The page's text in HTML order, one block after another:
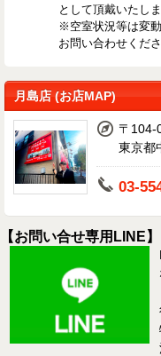
として頂戴いたし
※空室状況等は変
お問い合わせくだ
月島店 (お店MAP)
〒104-
東京都
03-
【お問い合せ専用LINE】